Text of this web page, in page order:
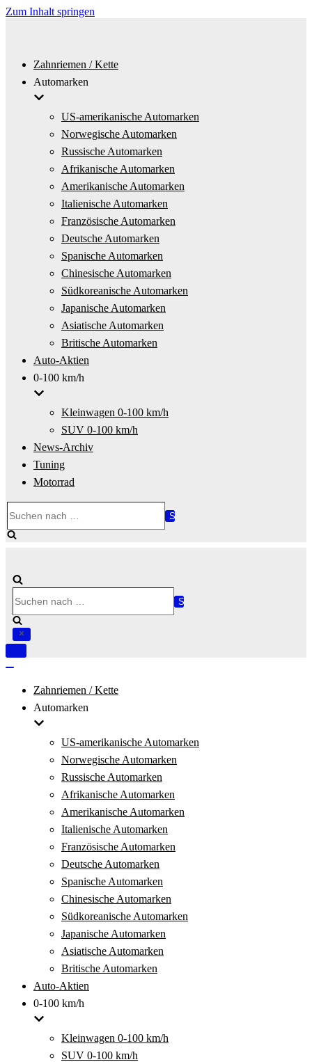
Zum Inhalt springen
Zahnriemen / Kette
Automarken
US-amerikanische Automarken
Norwegische Automarken
Russische Automarken
Afrikanische Automarken
Amerikanische Automarken
Italienische Automarken
Französische Automarken
Deutsche Automarken
Spanische Automarken
Chinesische Automarken
Südkoreanische Automarken
Japanische Automarken
Asiatische Automarken
Britische Automarken
Auto-Aktien
0-100 km/h
Kleinwagen 0-100 km/h
SUV 0-100 km/h
News-Archiv
Tuning
Motorrad
nach …
nach …
Navigation
Zahnriemen / Kette
Automarken
US-amerikanische Automarken
Norwegische Automarken
Russische Automarken
Afrikanische Automarken
Amerikanische Automarken
Italienische Automarken
Französische Automarken
Deutsche Automarken
Spanische Automarken
Chinesische Automarken
Südkoreanische Automarken
Japanische Automarken
Asiatische Automarken
Britische Automarken
Auto-Aktien
0-100 km/h
Kleinwagen 0-100 km/h
SUV 0-100 km/h